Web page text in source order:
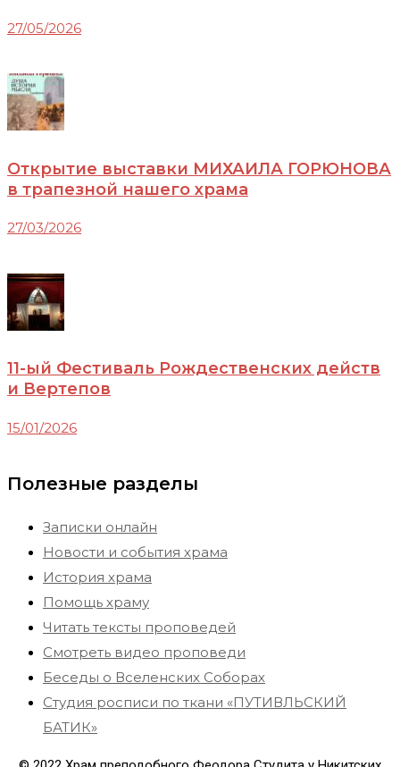
27/05/2026
Открытие выставки МИХАИЛА ГОРЮНОВА
в трапезной нашего храма
27/03/2026
11-ый Фестиваль Рождественских действ
и Вертепов
15/01/2026
Полезные разделы
Записки онлайн
Новости и события храма
История храма
Помощь храму
Читать тексты проповедей
Смотреть видео проповеди
Беседы о Вселенских Соборах
Студия росписи по ткани «ПУТИВЛЬСКИЙ
БАТИК»